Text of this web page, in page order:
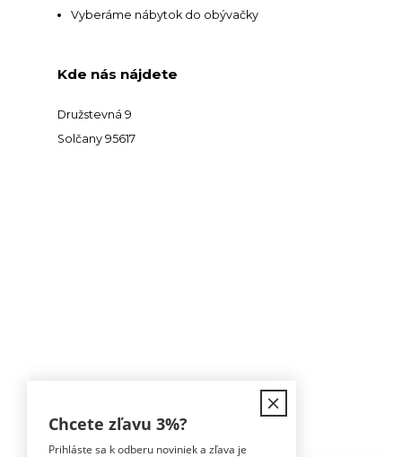
Vyberáme nábytok do obývačky
Kde nás nájdete
Družstevná 9
Solčany 95617
Chcete zľavu 3%?
Prihláste sa k odberu noviniek a zľava je